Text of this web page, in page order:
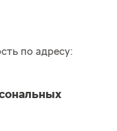
по адресу: